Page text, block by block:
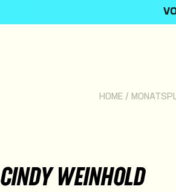
HOME/
CINDY WEINHOLD